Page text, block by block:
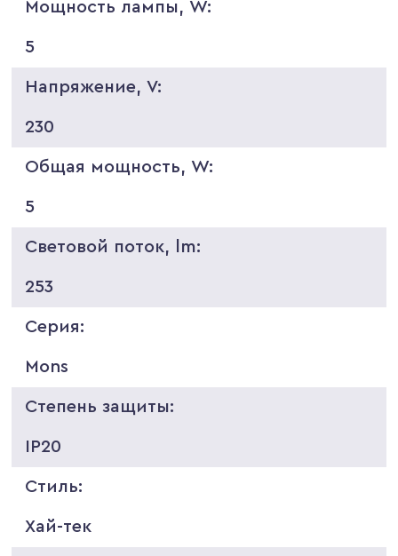
Мощность лампы, W:
5
Напряжение, V:
230
Общая мощность, W:
5
Световой поток, lm:
253
Серия:
Mons
Степень защиты:
IP20
Стиль:
Хай-тек